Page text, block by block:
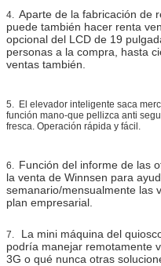
4. Aparte de la fabricación de
puede también hacer renta
opcional del LCD de 19
personas a la compra, hasta
ventas también.
5. El elevador inteligente saca
función mano-que pellizca anti
fresca. Operación rápida y fácil.
6. Función del informe de las
la venta de Winnsen para
semanario/mensualmente las
plan empresarial.
7. La mini máquina del
podría manejar remotamente
3G o qué nunca otras